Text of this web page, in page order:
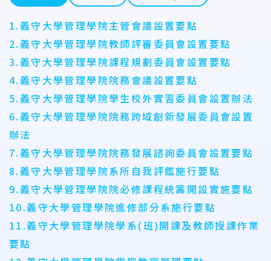
1.義守大學管理學院主管會議設置要點
2.義守大學管理學院教師評審委員會設置要點
3.義守大學管理學院課程規劃委員會設置要點
4.義守大學管理學院院務會議設置要點
5.義守大學管理學院學生校外實習委員會設置辦法
6.義守大學管理學院院務跨域創新發展委員會設置
辦法
7.義守大學管理學院院務發展諮詢委員會設置要點
8.義守大學管理學院系所自我評鑑施行要點
9.義守大學管理學院院必修課程統籌開設實施要點
10.義守大學管理學院進修部分系施行要點
11.義守大學管理學院學系(班)開課及教師授課作業
要點